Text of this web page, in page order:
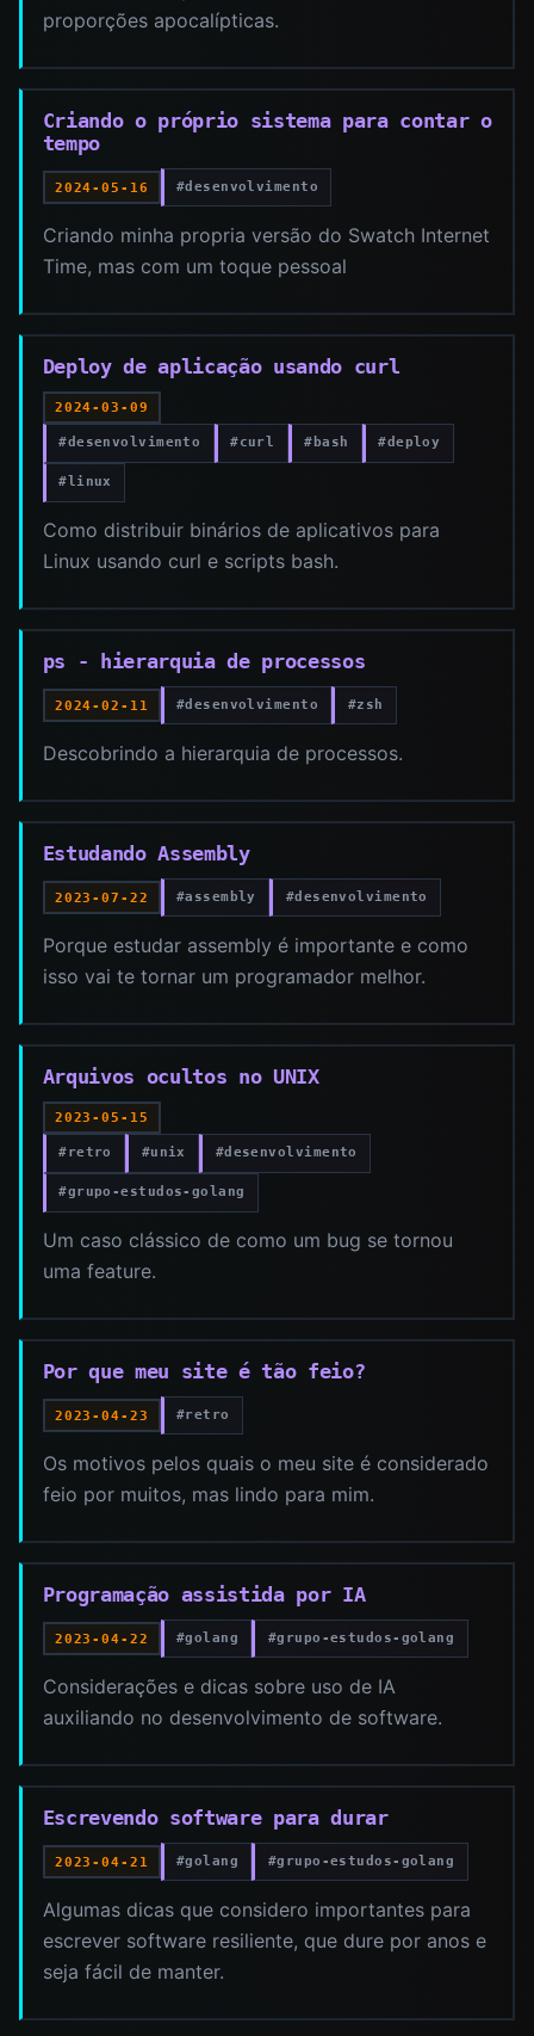
proporções apocalípticas.
Criando o próprio sistema para contar o
tempo
2024-05-16 #desenvolvimento
Criando minha propria versão do Swatch Internet
Time, mas com um toque pessoal
Deploy de aplicação usando curl
2024-03-09
#desenvolvimento #curl #bash #deploy
#linux
Como distribuir binários de aplicativos para
Linux usando curl e scripts bash.
ps - hierarquia de processos
2024-02-11 #desenvolvimento #zsh
Descobrindo a hierarquia de processos.
Estudando Assembly
2023-07-22 #assembly #desenvolvimento
Porque estudar assembly é importante e como
isso vai te tornar um programador melhor.
Arquivos ocultos no UNIX
2023-05-15
#retro #unix #desenvolvimento
#grupo-estudos-golang
Um caso clássico de como um bug se tornou
uma feature.
Por que meu site é tão feio?
2023-04-23 #retro
Os motivos pelos quais o meu site é considerado
feio por muitos, mas lindo para mim.
Programação assistida por IA
2023-04-22 #golang #grupo-estudos-golang
Considerações e dicas sobre uso de IA
auxiliando no desenvolvimento de software.
Escrevendo software para durar
2023-04-21 #golang #grupo-estudos-golang
Algumas dicas que considero importantes para
escrever software resiliente, que dure por anos e
seja fácil de manter.